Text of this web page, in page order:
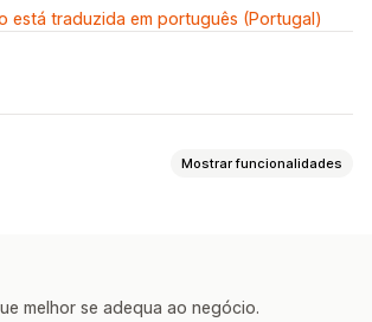
está traduzida em português (Portugal)
Mostrar funcionalidades
melhor se adequa ao negócio.